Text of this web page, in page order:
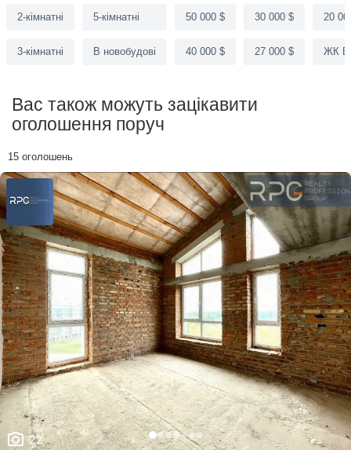
2-кімнатні
3-кімнатні
5-кімнатні
В новобудові
50 000 $
40 000 $
30 000 $
27 000 $
20
ЖК
Вас також можуть зацікавити
оголошення поруч
15 оголошень
22